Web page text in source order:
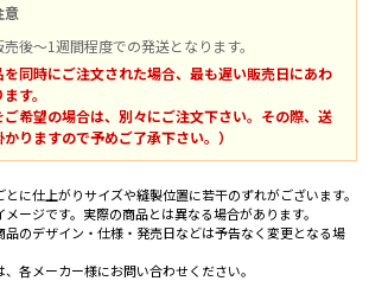
意
後～1週間程度での発送となります。
同時にご注文された場合、最も遅い販売日にあわ
す。
ご希望の場合は、別々にご注文下さい。その際、送
りますので予めご了承下さい。）
に仕上がりサイズや縫製位置に若干のずれがございます。
ージです。実際の商品とは異なる場合があります。
品のデザイン・仕様・発売日などは予告なく変更となる場
各メーカー様にお問い合わせください。